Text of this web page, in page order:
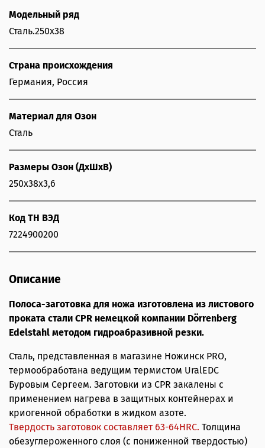
Модельный ряд
Сталь.250х38
Страна происхождения
Германия, Россия
Материал для Озон
Сталь
Размеры Озон (ДхШхВ)
250х38х3,6
Код ТН ВЭД
7224900200
Описание
Полоса-заготовка для ножа изготовлена из листового
проката стали CPR немецкой компании Dörrenberg
Edelstahl методом гидроабразивной резки.
Сталь, представленная в магазине Ножинск PRO,
термообработана ведущим термистом UralEDC
Буровым Сергеем. Заготовки из CPR закалены с
применением нагрева в защитных контейнерах и
криогенной обработки в жидком азоте.
Твердость заготовок составляет 63-64HRС. Толщина
обезуглероженного слоя (с пониженной твердостью)